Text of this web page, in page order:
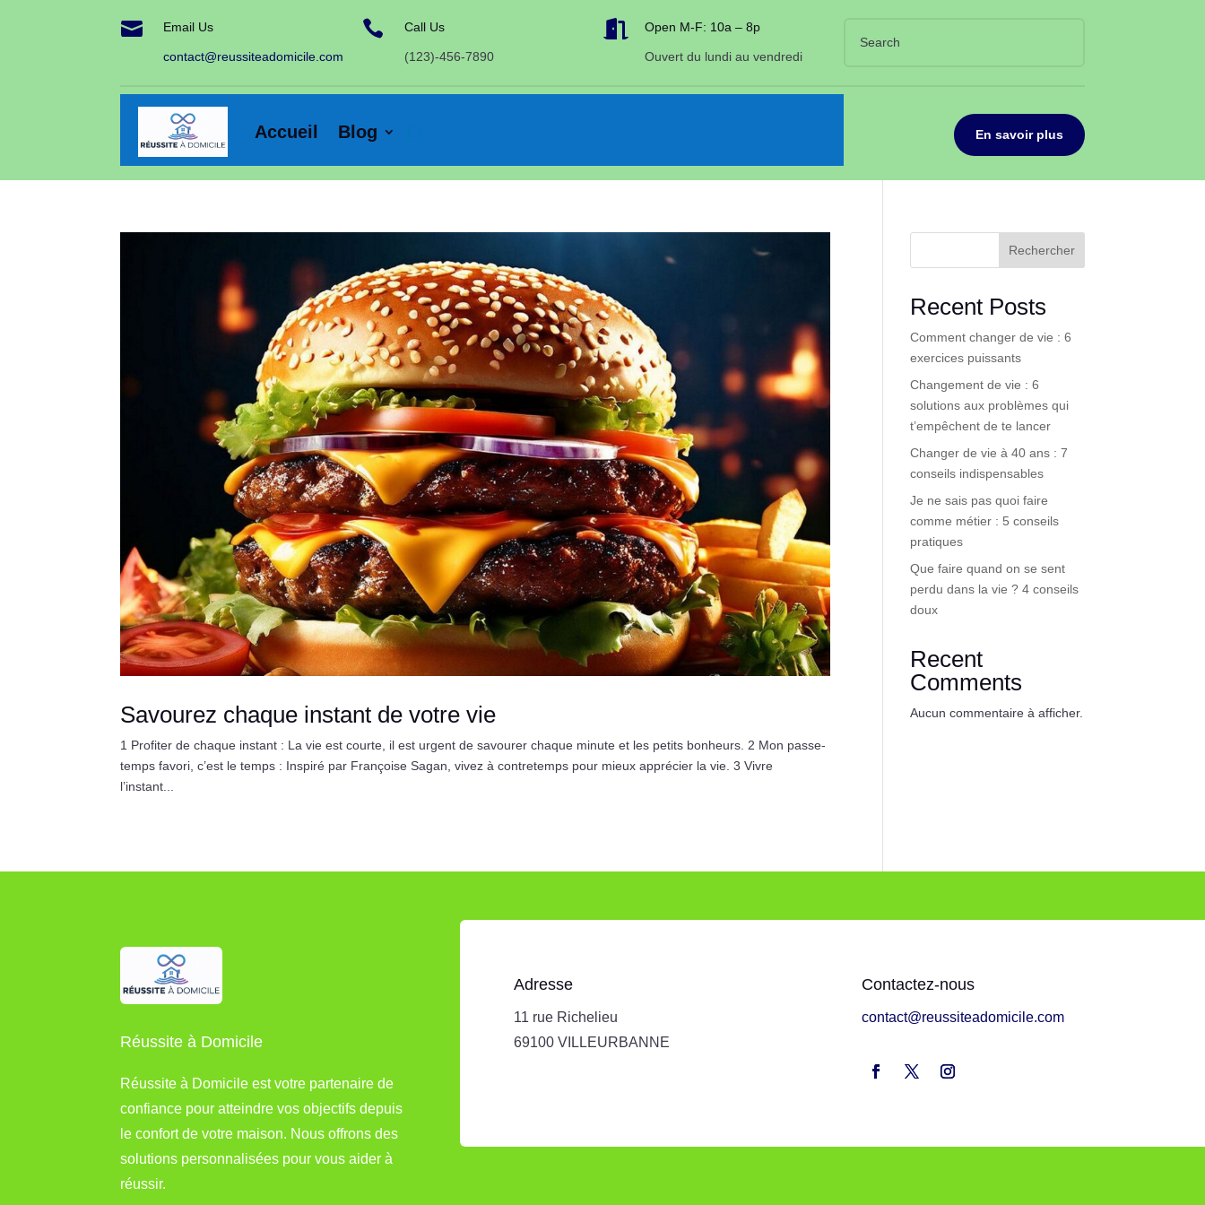
 Email Us
contact@reussiteadomicile.com
 Call Us
(123)-456-7890
 Open M-F: 10a – 8p
Ouvert du lundi au vendredi
Accueil Blog En savoir plus
Savourez chaque instant de votre vie
1 Profiter de chaque instant : La vie est courte, il est urgent de savourer chaque minute et les petits bonheurs. 2 Mon passe-
temps favori, c’est le temps : Inspiré par Françoise Sagan, vivez à contretemps pour mieux apprécier la vie. 3 Vivre
l’instant...
Rechercher
Recent Posts
Comment changer de vie : 6
exercices puissants
Changement de vie : 6
solutions aux problèmes qui
t’empêchent de te lancer
Changer de vie à 40 ans : 7
conseils indispensables
Je ne sais pas quoi faire
comme métier : 5 conseils
pratiques
Que faire quand on se sent
perdu dans la vie ? 4 conseils
doux
Recent
Comments
Aucun commentaire à afficher.
Réussite à Domicile
Réussite à Domicile est votre partenaire de
confiance pour atteindre vos objectifs depuis
le confort de votre maison. Nous offrons des
solutions personnalisées pour vous aider à
réussir.
Adresse
11 rue Richelieu
69100 VILLEURBANNE
Contactez-nous
contact@reussiteadomicile.com